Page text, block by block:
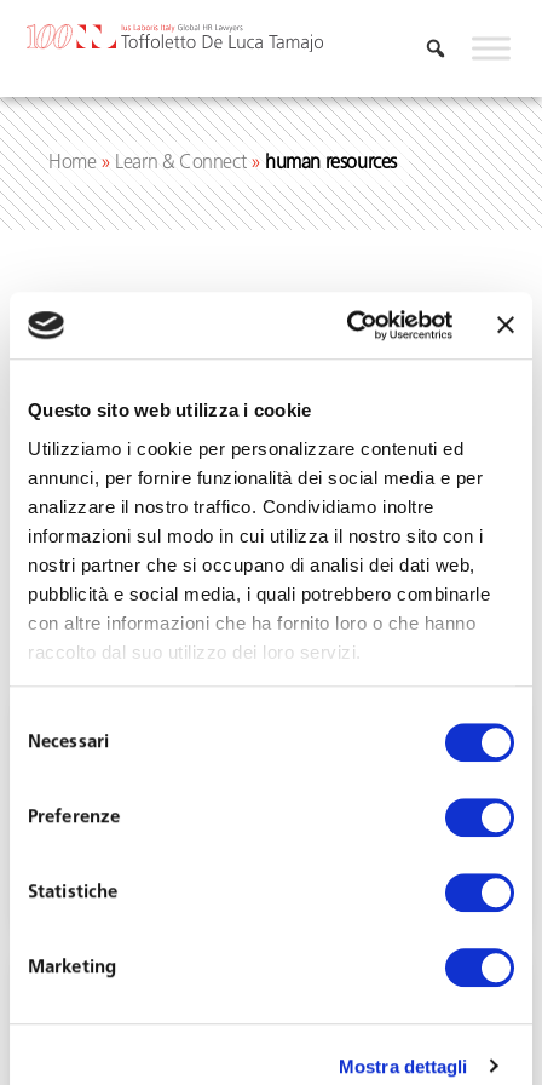
Questo sito web utilizza i cookie
Utilizziamo i cookie per personalizzare contenuti ed
annunci, per fornire funzionalità dei social media e per
analizzare il nostro traffico. Condividiamo inoltre
informazioni sul modo in cui utilizza il nostro sito con i
nostri partner che si occupano di analisi dei dati web,
pubblicità e social media, i quali potrebbero combinarle
con altre informazioni che ha fornito loro o che hanno
raccolto dal suo utilizzo dei loro servizi.
delNecessari
Preferenze
Statistiche
Marketing
Mostra dettagli
Home» Learn & Connect» human resources
human resources